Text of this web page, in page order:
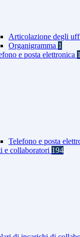
Articolazione degli
Organigramma 1
e posta elettronica 1
Telefono e posta
e collaboratori 194